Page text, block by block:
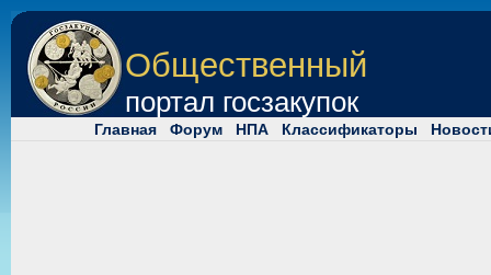
Общественный
портал госзакупок
Главная Форум НПА Классификаторы